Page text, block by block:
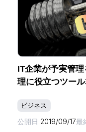
IT企業が予実管
理に役立つツール
ビジネス
公開日 2019/09/17最